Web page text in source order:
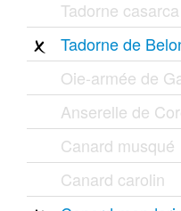
Tadorne casarca
Tadorne de
Oie-armée de
Anserelle de
Canard musqué
Canard carolin